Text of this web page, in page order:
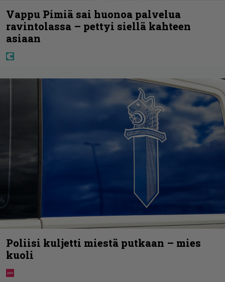
Vappu Pimiä sai huonoa palvelua
ravintolassa – pettyi siellä kahteen
asiaan
Poliisi kuljetti miestä putkaan – mies
kuoli